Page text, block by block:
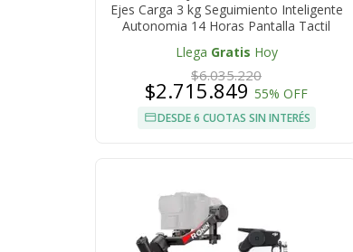
Ejes Carga 3 kg Seguimiento Inteligente
Autonomia 14 Horas Pantalla Tactil
Llega Gratis Hoy
$6.035.220
$2.715.849 55% OFF
DESDE 6 CUOTAS SIN INTERÉS